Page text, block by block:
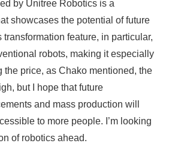
by Unitree Robotics is a
showcases the potential of future
transformation feature, in particular,
robots, making it especially
price, as Chako mentioned, the
but I hope that future
and mass production will
to more people. I’m looking
of robotics ahead.